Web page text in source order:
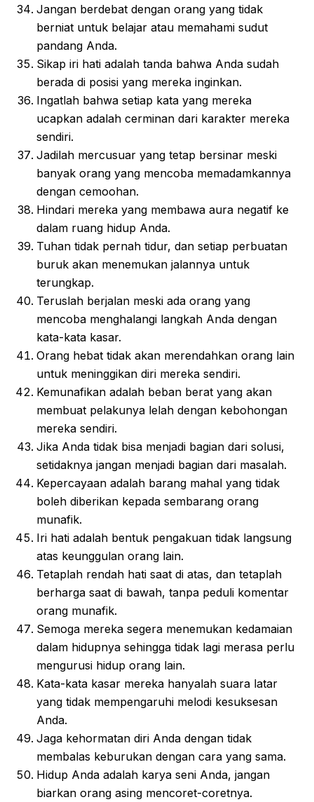
Jangan berdebat dengan orang yang tidak
berniat untuk belajar atau memahami sudut
pandang Anda.
Sikap iri hati adalah tanda bahwa Anda sudah
berada di posisi yang mereka inginkan.
Ingatlah bahwa setiap kata yang mereka
ucapkan adalah cerminan dari karakter mereka
sendiri.
Jadilah mercusuar yang tetap bersinar meski
banyak orang yang mencoba memadamkannya
dengan cemoohan.
Hindari mereka yang membawa aura negatif ke
dalam ruang hidup Anda.
Tuhan tidak pernah tidur, dan setiap perbuatan
buruk akan menemukan jalannya untuk
terungkap.
Teruslah berjalan meski ada orang yang
mencoba menghalangi langkah Anda dengan
kata-kata kasar.
Orang hebat tidak akan merendahkan orang lain
untuk meninggikan diri mereka sendiri.
Kemunafikan adalah beban berat yang akan
membuat pelakunya lelah dengan kebohongan
mereka sendiri.
Jika Anda tidak bisa menjadi bagian dari solusi,
setidaknya jangan menjadi bagian dari masalah.
Kepercayaan adalah barang mahal yang tidak
boleh diberikan kepada sembarang orang
munafik.
Iri hati adalah bentuk pengakuan tidak langsung
atas keunggulan orang lain.
Tetaplah rendah hati saat di atas, dan tetaplah
berharga saat di bawah, tanpa peduli komentar
orang munafik.
Semoga mereka segera menemukan kedamaian
dalam hidupnya sehingga tidak lagi merasa perlu
mengurusi hidup orang lain.
Kata-kata kasar mereka hanyalah suara latar
yang tidak mempengaruhi melodi kesuksesan
Anda.
Jaga kehormatan diri Anda dengan tidak
membalas keburukan dengan cara yang sama.
Hidup Anda adalah karya seni Anda, jangan
biarkan orang asing mencoret-coretnya.